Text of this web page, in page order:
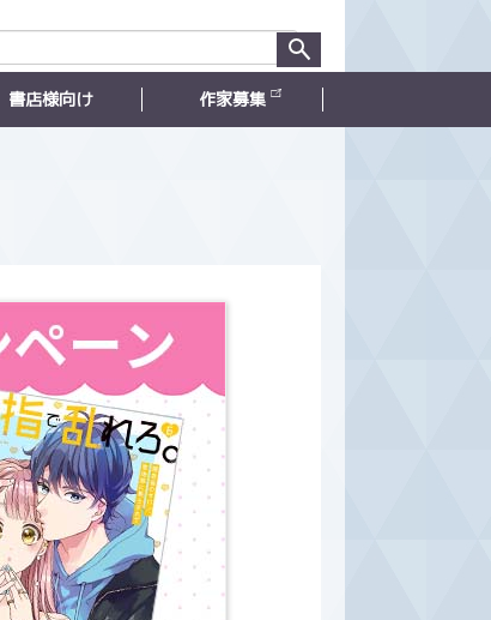
書店様向け 作家募集